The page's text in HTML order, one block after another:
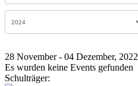
28 November - 04 Dezember, 2022
Es wurden keine Events gefunden
Schulträger: